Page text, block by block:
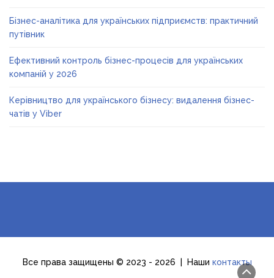
Бізнес-аналітика для українських підприємств: практичний
путівник
Ефективний контроль бізнес-процесів для українських
компаній у 2026
Керівництво для українського бізнесу: видалення бізнес-
чатів у Viber
Все права защищены © 2023 - 2026 | Наши контакты